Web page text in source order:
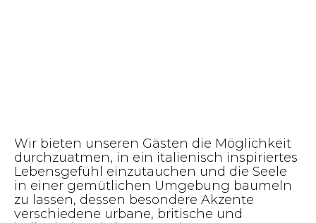
Wir bieten unseren Gästen die Möglichkeit
durchzuatmen, in ein italienisch inspiriertes
Lebensgefühl einzutauchen und die Seele
in einer gemütlichen Umgebung baumeln
zu lassen, dessen besondere Akzente
verschiedene urbane, britische und